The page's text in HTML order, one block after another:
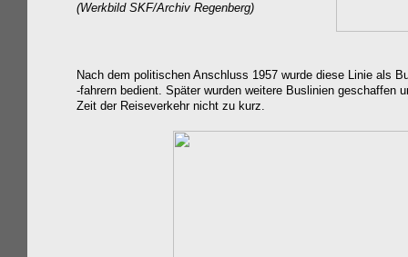
(Werkbild SKF/Archiv Regenberg)
Nach dem politischen Anschluss 1957 wurde diese Linie als
-fahrern bedient. Später wurden weitere Buslinien geschaffen
Zeit der Reiseverkehr nicht zu kurz.